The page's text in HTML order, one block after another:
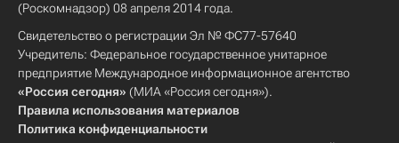
(Роскомнадзор) 08 апреля 2014 года.
Свидетельство о регистрации Эл № ФС77-57640
Учредитель: Федеральное государственное унитарное
предприятие Международное информационное агентство
«Россия сегодня» (МИА «Россия сегодня»).
Правила использования материалов
Политика конфиденциальности